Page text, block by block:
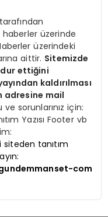
üzerinde
üzerindeki
aittir. Sitemizde
ettiğini
kaldırılması
adresine mail
sorunlarınız için:
Yazısı Footer vb
siteden tanıtım
com